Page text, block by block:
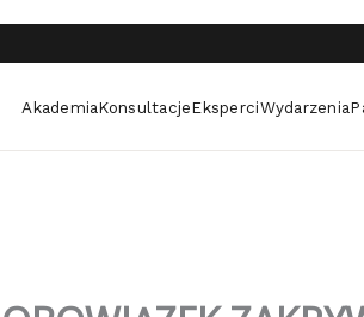
AkademiaKonsultacjeEksperciWydarzenia